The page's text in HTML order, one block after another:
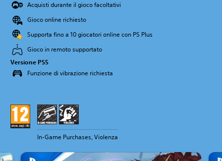
Acquisti durante il gioco facoltativi
Gioco online richiesto
Supporta fino a 10 giocatori online con PS Plus
Gioco in remoto supportato
Versione PS5
Funzione di vibrazione richiesta
In-Game Purchases, Violenza